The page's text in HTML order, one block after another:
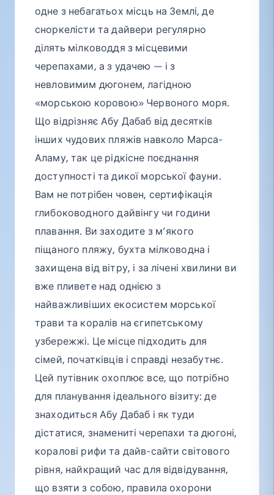
одне з небагатьох місць на Землі, де
сноркелісти та дайвери регулярно
ділять мілководдя з місцевими
черепахами, а з удачею — і з
невловимим дюгонем, лагідною
«морською коровою» Червоного моря.
Що відрізняє Абу Дабаб від десятків
інших чудових пляжів навколо Марса-
Аламу, так це рідкісне поєднання
доступності та дикої морської фауни.
Вам не потрібен човен, сертифікація
глибоководного дайвінгу чи години
плавання. Ви заходите з м’якого
піщаного пляжу, бухта мілководна і
захищена від вітру, і за лічені хвилини ви
вже пливете над однією з
найважливіших екосистем морської
трави та коралів на єгипетському
узбережжі. Це місце підходить для
сімей, початківців і справді незабутнє.
Цей путівник охоплює все, що потрібно
для планування ідеального візиту: де
знаходиться Абу Дабаб і як туди
дістатися, знамениті черепахи та дюгоні,
коралові рифи та дайв-сайти світового
рівня, найкращий час для відвідування,
що взяти з собою, правила охорони